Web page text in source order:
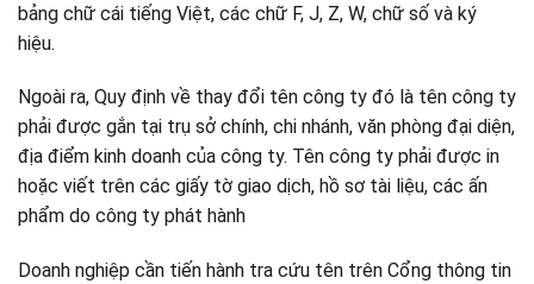
bảng chữ cái tiếng Việt, các chữ F, J, Z, W, chữ số và ký
hiệu.
Ngoài ra, Quy định về thay đổi tên công ty đó là tên công ty
phải được gắn tại trụ sở chính, chi nhánh, văn phòng đại diện,
địa điểm kinh doanh của công ty. Tên công ty phải được in
hoặc viết trên các giấy tờ giao dịch, hồ sơ tài liệu, các ấn
phẩm do công ty phát hành
Doanh nghiệp cần tiến hành tra cứu tên trên Cổng thông tin